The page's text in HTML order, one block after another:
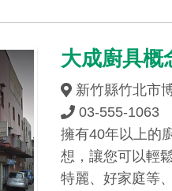
大成廚具概
新竹縣竹北市
03-555-1063
擁有40年以上的
想，讓您可以輕
特麗、好家庭等